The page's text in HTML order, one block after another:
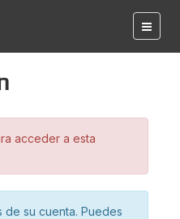
acceder a esta
de su cuenta. Puedes